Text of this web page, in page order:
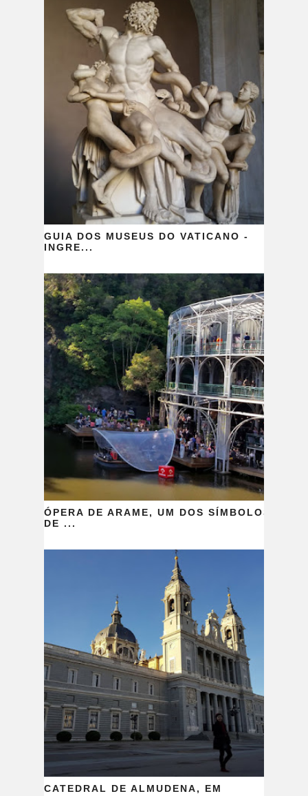
GUIA DOS MUSEUS DO VATICANO -
INGRE...
ÓPERA DE ARAME, UM DOS SÍMBOLOS
DE ...
CATEDRAL DE ALMUDENA, EM